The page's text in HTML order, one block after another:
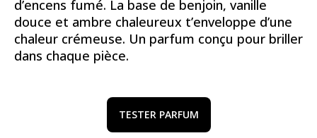
d’encens fumé. La base de benjoin, vanille
douce et ambre chaleureux t’enveloppe d’une
chaleur crémeuse. Un parfum conçu pour briller
dans chaque pièce.
TESTER PARFUM